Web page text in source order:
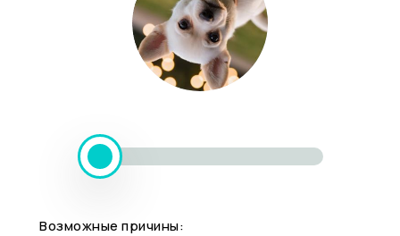
Возможные причины: